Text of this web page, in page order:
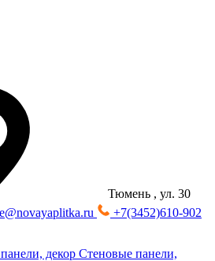
Тюмень , ул. 30
+7(3452)610-902
Стеновые панели,